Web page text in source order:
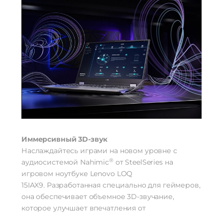
Иммерсивный 3D-звук
Наслаждайтесь играми на новом уровне с
аудиосистемой Nahimic®от SteelSeries на
игровом ноутбуке Lenovo LOQ
15IAX9. Разработанная специально для геймеров,
она обеспечивает объемное 3D-звучание,
которое улучшает впечатления от